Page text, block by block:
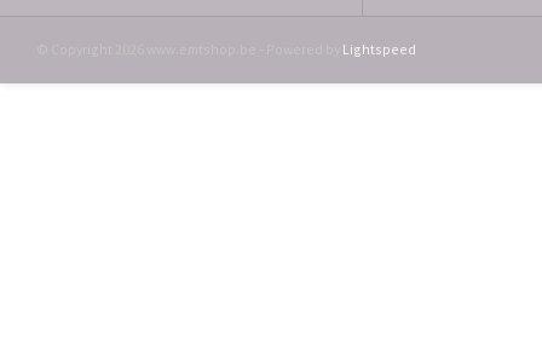
Lightspeed